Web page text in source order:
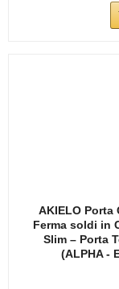
AKIELO Porta
Ferma soldi in
Slim – Porta
(ALPHA -